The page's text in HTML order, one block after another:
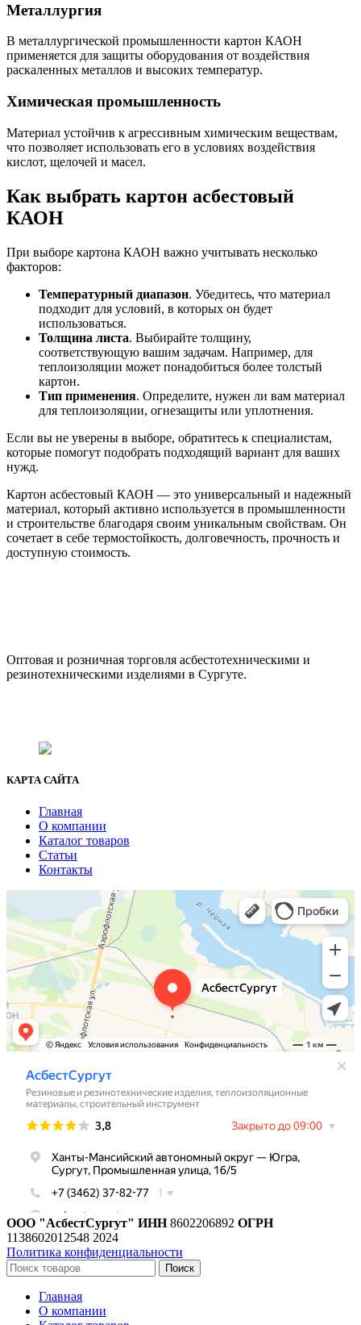
Металлургия
В металлургической промышленности картон КАОН
применяется для защиты оборудования от воздействия
раскаленных металлов и высоких температур.
Химическая промышленность
Материал устойчив к агрессивным химическим веществам,
что позволяет использовать его в условиях воздействия
кислот, щелочей и масел.
Как выбрать картон асбестовый
КАОН
При выборе картона КАОН важно учитывать несколько
факторов:
Температурный диапазон. Убедитесь, что материал
подходит для условий, в которых он будет
использоваться.
Толщина листа. Выбирайте толщину,
соответствующую вашим задачам. Например, для
теплоизоляции может понадобиться более толстый
картон.
Тип применения. Определите, нужен ли вам материал
для теплоизоляции, огнезащиты или уплотнения.
Если вы не уверены в выборе, обратитесь к специалистам,
которые помогут подобрать подходящий вариант для ваших
нужд.
Картон асбестовый КАОН — это универсальный и надежный
материал, который активно используется в промышленности
и строительстве благодаря своим уникальным свойствам. Он
сочетает в себе термостойкость, долговечность, прочность и
доступную стоимость.
Оптовая и розничная торговля асбестотехническими и
резинотехническими изделиями в Сургуте.
КАРТА САЙТА
Главная
О компании
Каталог товаров
Статьи
Контакты
ООО "АсбестСургут" ИНН8602206892 ОГРН
1138602012548 2024
Политика конфиденциальности
Поиск
Главная
О компании